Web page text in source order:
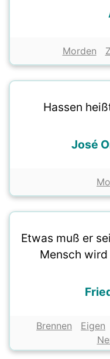
Morden
Hassen
José
Etwas muß er
Mensch
Brennen Eigen